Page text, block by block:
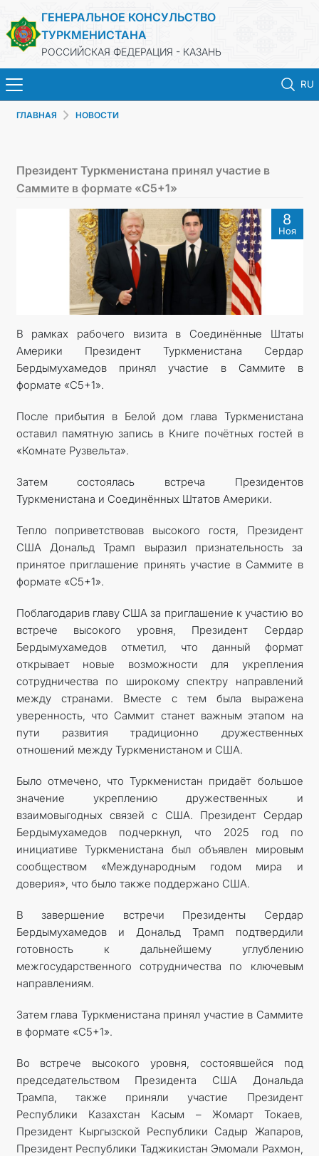
ГЕНЕРАЛЬНОЕ КОНСУЛЬСТВО
ТУРКМЕНИСТАНА
РОССИЙСКАЯ ФЕДЕРАЦИЯ - КАЗАНЬ
RU
ОБ ОРГАНИЗАЦИИ
ОБЪЯВЛЕНИЯ
ГЛАВНАЯ НОВОСТИ
Президент Туркменистана принял участие в
Саммите в формате «C5+1»
8
Ноя
В рамках рабочего визита в Соединённые Штаты
Америки Президент Туркменистана Сердар
Бердымухамедов принял участие в Саммите в
формате «C5+1».
После прибытия в Белой дом глава Туркменистана
оставил памятную запись в Книге почётных гостей в
«Комнате Рузвельта».
Затем состоялась встреча Президентов
Туркменистана и Соединённых Штатов Америки.
Тепло поприветствовав высокого гостя, Президент
США Дональд Трамп выразил признательность за
принятое приглашение принять участие в Саммите в
формате «С5+1».
Поблагодарив главу США за приглашение к участию во
встрече высокого уровня, Президент Сердар
Бердымухамедов отметил, что данный формат
открывает новые возможности для укрепления
сотрудничества по широкому спектру направлений
между странами. Вместе с тем была выражена
уверенность, что Саммит станет важным этапом на
пути развития традиционно дружественных
отношений между Туркменистаном и США.
Было отмечено, что Туркменистан придаёт большое
значение укреп­лению дружественных и
взаимовыгодных связей с США. Президент Сердар
Бердымухамедов подчеркнул, что 2025 год по
инициативе Туркменистана был объявлен мировым
сообществом «Международным годом мира и
доверия», что было также поддержано США.
В завершение встречи Президенты Сердар
Бердымухамедов и Дональд Трамп подтвердили
готовность к дальнейшему углублению
межгосударственного сотрудничества по ключевым
направлениям.
Затем глава Туркменистана принял участие в Саммите
в формате «C5+1».
Во встрече высокого уровня, состоявшейся под
председательством Президента США Дональда
Трампа, также приняли участие Президент
Республики Казахстан Касым – Жомарт Токаев,
Президент Кыргызской Республики Садыр Жапаров,
Президент Республики Таджикистан Эмомали Рахмон,